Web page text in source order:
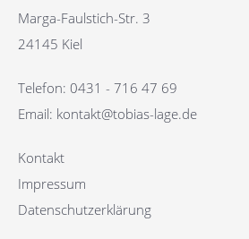
Marga-Faulstich-Str. 3
24145 Kiel
Telefon: 0431 - 716 47 69
Email: kontakt@tobias-lage.de
Kontakt
Impressum
Datenschutzerklärung